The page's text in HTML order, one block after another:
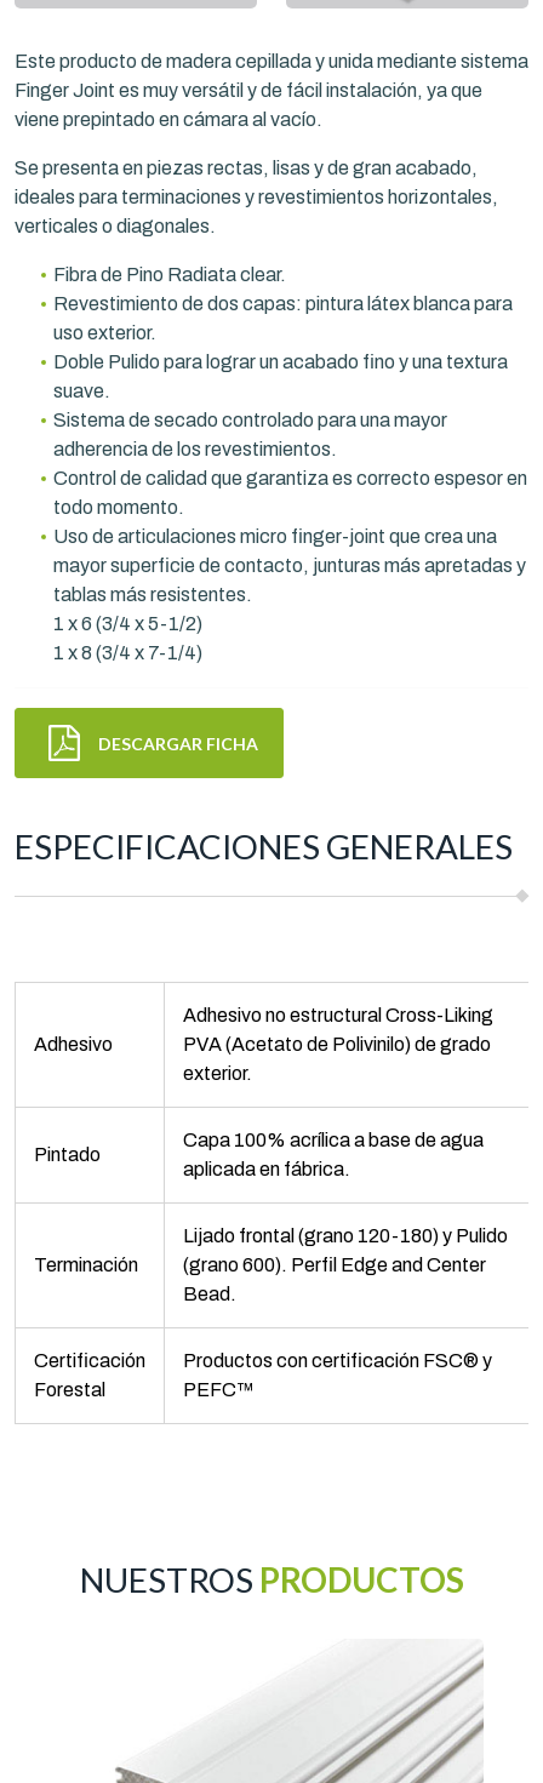
Este producto de madera cepillada y unida mediante sistema
Finger Joint es muy versátil y de fácil instalación, ya que
viene prepintado en cámara al vacío.
Se presenta en piezas rectas, lisas y de gran acabado,
ideales para terminaciones y revestimientos horizontales,
verticales o diagonales.
Fibra de Pino Radiata clear.
Revestimiento de dos capas: pintura látex blanca para
uso exterior.
Doble Pulido para lograr un acabado fino y una textura
suave.
Sistema de secado controlado para una mayor
adherencia de los revestimientos.
Control de calidad que garantiza es correcto espesor en
todo momento.
Uso de articulaciones micro finger-joint que crea una
mayor superficie de contacto, junturas más apretadas y
tablas más resistentes.
1 x 6 (3/4 x 5-1/2)
1 x 8 (3/4 x 7-1/4)
DESCARGAR FICHA
ESPECIFICACIONES GENERALES
Adhesivo
Adhesivo no estructural Cross-Liking
PVA (Acetato de Polivinilo) de grado
exterior.
Pintado
Capa 100% acrílica a base de agua
aplicada en fábrica.
Terminación
Lijado frontal (grano 120-180) y Pulido
(grano 600). Perfil Edge and Center
Bead.
Certificación
Forestal
Productos con certificación FSC® y
PEFC™
NUESTROS PRODUCTOS